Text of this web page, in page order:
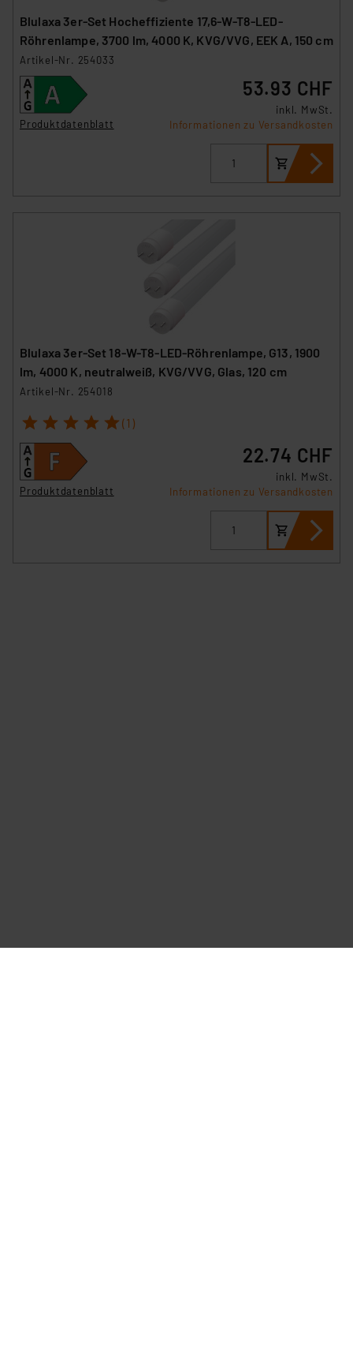
Blulaxa 3er-Set Hocheffiziente 17,6-W-T8-LED-
Röhrenlampe, 3700 lm, 4000 K, KVG/VVG, EEK A, 150 cm
Artikel-Nr. 254033
Produktdatenblatt
53.93 CHF
inkl. MwSt.
Informationen zu Versandkosten
Blulaxa 3er-Set 18-W-T8-LED-Röhrenlampe, G13, 1900
lm, 4000 K, neutralweiß, KVG/VVG, Glas, 120 cm
Artikel-Nr. 254018
1 2 3 4 5 (1)
Produktdatenblatt
22.74 CHF
inkl. MwSt.
Informationen zu Versandkosten